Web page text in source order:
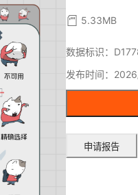
5.33MB
数据标识：
发布时间：
申请报告